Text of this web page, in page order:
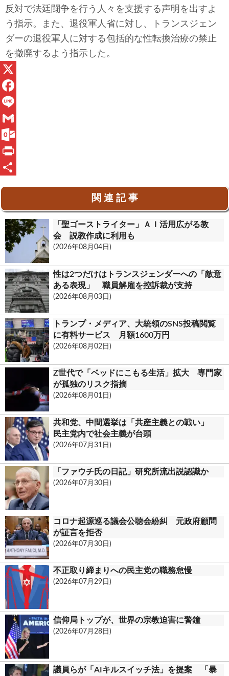
反対で法廷闘争を行う人々を支援する声明を出すよ
う指示。また、退役軍人省に対し、トランスジェン
ダーの退役軍人に対する包括的な性転換治療の禁止
を撤廃するよう指示した。
X
F
a
c
e
b
L
n
e
G
m
a
O
u
.
m
P
関 連 記 事
「聖ゴーストライター」ＡＩ活用広がる教
会 説教作成に利用も
(2026年08月04日)
性は2つだけはトランスジェンダーへの「敵意
ある表現」 職員解雇を控訴裁が支持
(2026年08月03日)
トランプ・メディア、大統領のSNS投稿閲覧
に有料サービス 月額1600万円
(2026年08月02日)
Z世代で「ベッドにこもる生活」拡大 専門家
が孤独のリスク指摘
(2026年08月01日)
共和党、中間選挙は「共産主義との戦い」
民主党内で社会主義が台頭
(2026年07月31日)
「ファウチ氏の日記」研究所流出説認識か
(2026年07月30日)
コロナ起源巡る議会公聴会紛糾 元政府顧問
が証言を拒否
(2026年07月30日)
不正取り締まりへの民主党の職務怠慢
(2026年07月29日)
信仰局トップが、世界の宗教迫害に警鐘
(2026年07月28日)
議員らが「AIキルスイッチ法」を提案 「暴